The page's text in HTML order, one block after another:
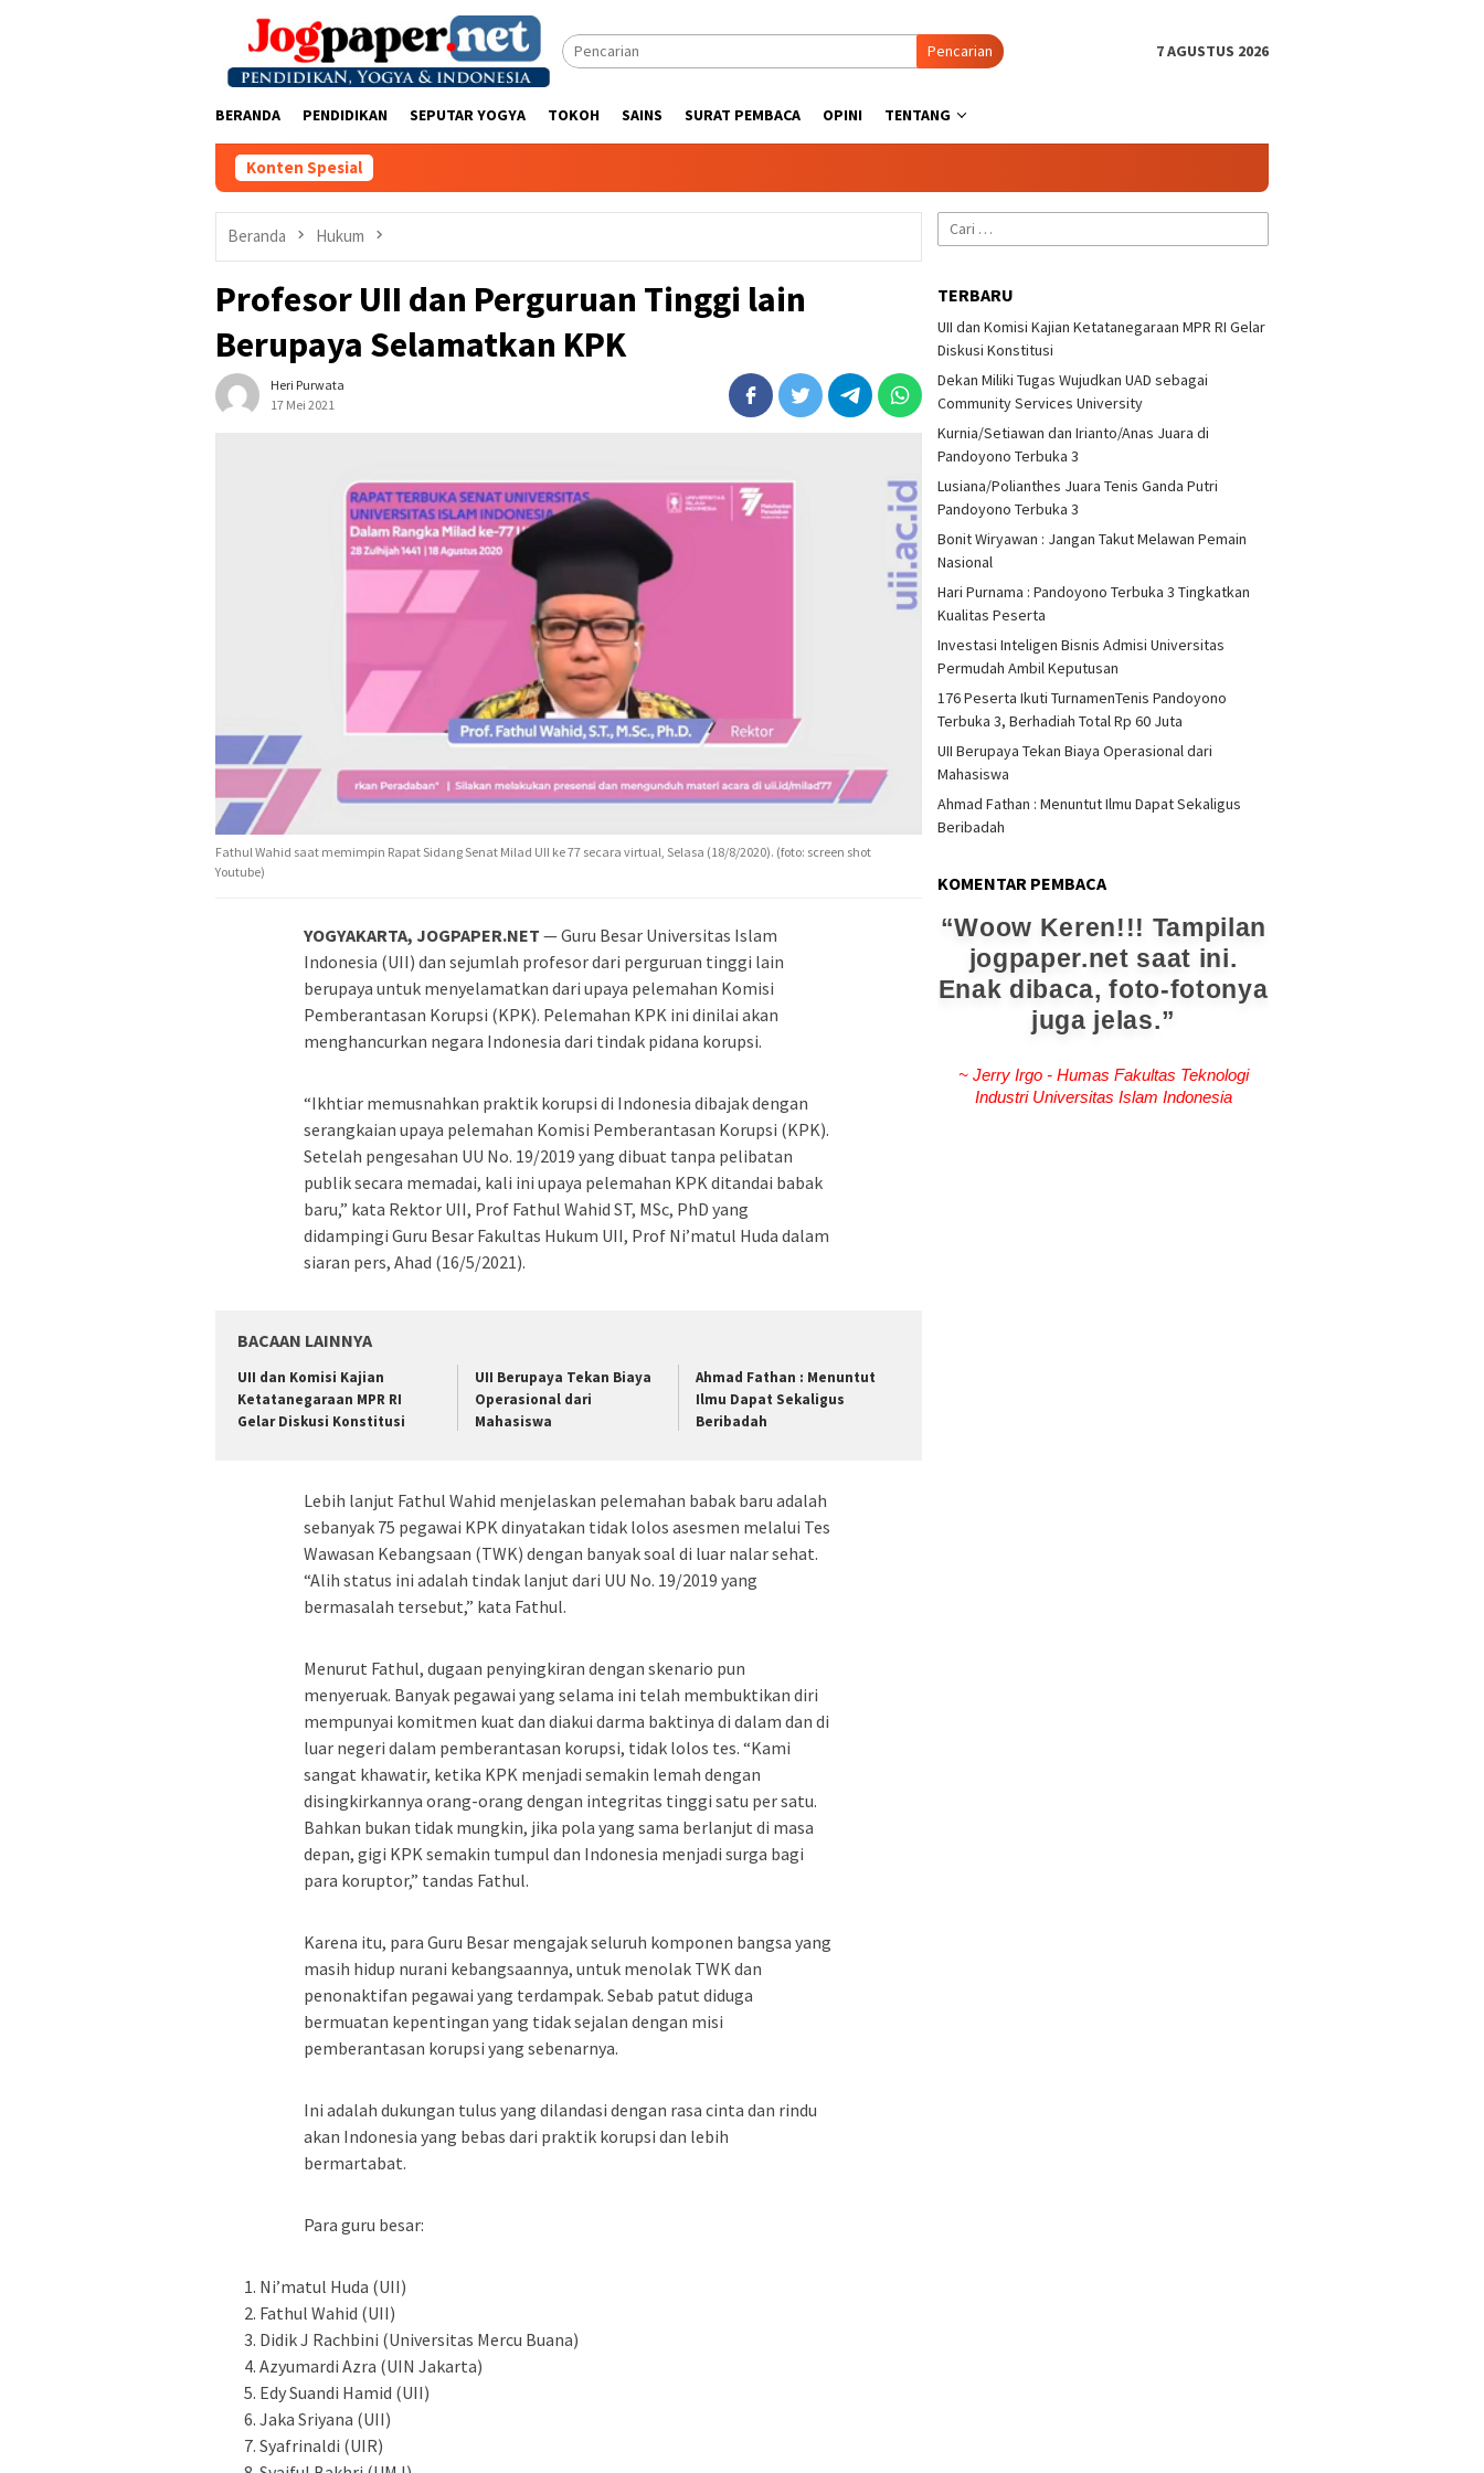
Pencarian 7 AGUSTUS 2026
BERANDA PENDIDIKAN SEPUTAR YOGYA TOKOH SAINS SURAT PEMBACA OPINI TENTANG
Konten Spesial
Beranda Hukum
Profesor UII dan Perguruan Tinggi lain
Berupaya Selamatkan KPK
Heri Purwata
17 Mei 2021
Fathul Wahid saat memimpin Rapat Sidang Senat Milad UII ke 77 secara virtual, Selasa (18/8/2020). (foto: screen shot
Youtube)
YOGYAKARTA, JOGPAPER.NET — Guru Besar Universitas Islam
Indonesia (UII) dan sejumlah profesor dari perguruan tinggi lain
berupaya untuk menyelamatkan dari upaya pelemahan Komisi
Pemberantasan Korupsi (KPK). Pelemahan KPK ini dinilai akan
menghancurkan negara Indonesia dari tindak pidana korupsi.
“Ikhtiar memusnahkan praktik korupsi di Indonesia dibajak dengan
serangkaian upaya pelemahan Komisi Pemberantasan Korupsi (KPK).
Setelah pengesahan UU No. 19/2019 yang dibuat tanpa pelibatan
publik secara memadai, kali ini upaya pelemahan KPK ditandai babak
baru,” kata Rektor UII, Prof Fathul Wahid ST, MSc, PhD yang
didampingi Guru Besar Fakultas Hukum UII, Prof Ni’matul Huda dalam
siaran pers, Ahad (16/5/2021).
BACAAN LAINNYA
UII dan Komisi Kajian
Ketatanegaraan MPR RI
Gelar Diskusi Konstitusi
UII Berupaya Tekan Biaya
Operasional dari
Mahasiswa
Ahmad Fathan : Menuntut
Ilmu Dapat Sekaligus
Beribadah
Lebih lanjut Fathul Wahid menjelaskan pelemahan babak baru adalah
sebanyak 75 pegawai KPK dinyatakan tidak lolos asesmen melalui Tes
Wawasan Kebangsaan (TWK) dengan banyak soal di luar nalar sehat.
“Alih status ini adalah tindak lanjut dari UU No. 19/2019 yang
bermasalah tersebut,” kata Fathul.
Menurut Fathul, dugaan penyingkiran dengan skenario pun
menyeruak. Banyak pegawai yang selama ini telah membuktikan diri
mempunyai komitmen kuat dan diakui darma baktinya di dalam dan di
luar negeri dalam pemberantasan korupsi, tidak lolos tes. “Kami
sangat khawatir, ketika KPK menjadi semakin lemah dengan
disingkirkannya orang-orang dengan integritas tinggi satu per satu.
Bahkan bukan tidak mungkin, jika pola yang sama berlanjut di masa
depan, gigi KPK semakin tumpul dan Indonesia menjadi surga bagi
para koruptor,” tandas Fathul.
Karena itu, para Guru Besar mengajak seluruh komponen bangsa yang
masih hidup nurani kebangsaannya, untuk menolak TWK dan
penonaktifan pegawai yang terdampak. Sebab patut diduga
bermuatan kepentingan yang tidak sejalan dengan misi
pemberantasan korupsi yang sebenarnya.
Ini adalah dukungan tulus yang dilandasi dengan rasa cinta dan rindu
akan Indonesia yang bebas dari praktik korupsi dan lebih
bermartabat.
Para guru besar:
Ni’matul Huda (UII)
Fathul Wahid (UII)
Didik J Rachbini (Universitas Mercu Buana)
Azyumardi Azra (UIN Jakarta)
Edy Suandi Hamid (UII)
Jaka Sriyana (UII)
Syafrinaldi (UIR)
Cari
untuk:
TERBARU
UII dan Komisi Kajian Ketatanegaraan MPR RI Gelar
Diskusi Konstitusi
Dekan Miliki Tugas Wujudkan UAD sebagai
Community Services University
Kurnia/Setiawan dan Irianto/Anas Juara di
Pandoyono Terbuka 3
Lusiana/Polianthes Juara Tenis Ganda Putri
Pandoyono Terbuka 3
Bonit Wiryawan : Jangan Takut Melawan Pemain
Nasional
Hari Purnama : Pandoyono Terbuka 3 Tingkatkan
Kualitas Peserta
Investasi Inteligen Bisnis Admisi Universitas
Permudah Ambil Keputusan
176 Peserta Ikuti TurnamenTenis Pandoyono
Terbuka 3, Berhadiah Total Rp 60 Juta
UII Berupaya Tekan Biaya Operasional dari
Mahasiswa
Ahmad Fathan : Menuntut Ilmu Dapat Sekaligus
Beribadah
KOMENTAR PEMBACA
Woow Keren!!! Tampilan
jogpaper.net saat ini.
Enak dibaca, foto-fotonya
juga jelas.
~ Jerry Irgo - Humas Fakultas Teknologi
Industri Universitas Islam Indonesia